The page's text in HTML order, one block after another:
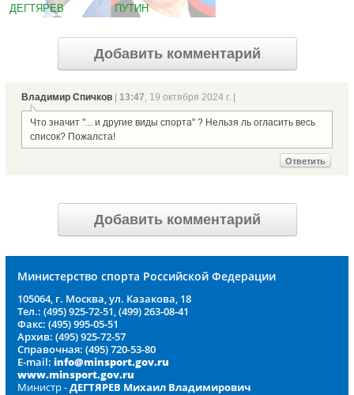
ДЕГТЯРЕВ
ПУТИН
Добавить комментарий
Владимир Спичков 13:47, 19 октября 2024 г. |
Что значит "... и другие виды спорта" ? Нельзя ль огласить весь
список? Пожалста!
Ответить
Добавить комментарий
Министерство спорта Российской Федерации
105064, г. Москва, ул. Казакова, 18
Тел.: (495) 925-72-51, (499) 263-08-41
Факс: (495) 995-05-51
Архив: (495) 925-72-57
Справочная: (495) 720-53-80
E-mail: info@minsport.gov.ru
www.minsport.gov.ru
Министр -ДЕГТЯРЕВ Михаил Владимирович